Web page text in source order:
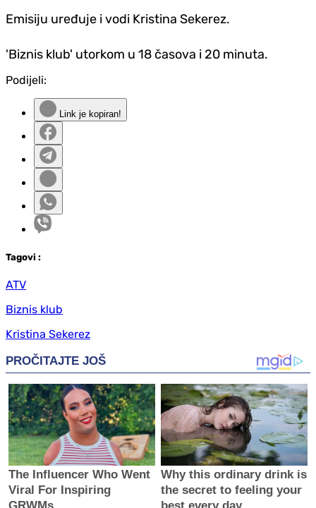
Emisiju uređuje i vodi Kristina Sekerez.
'Biznis klub' utorkom u 18 časova i 20 minuta.
Podijeli:
Link je kopiran!
Tagovi :
ATV
Biznis klub
Kristina Sekerez